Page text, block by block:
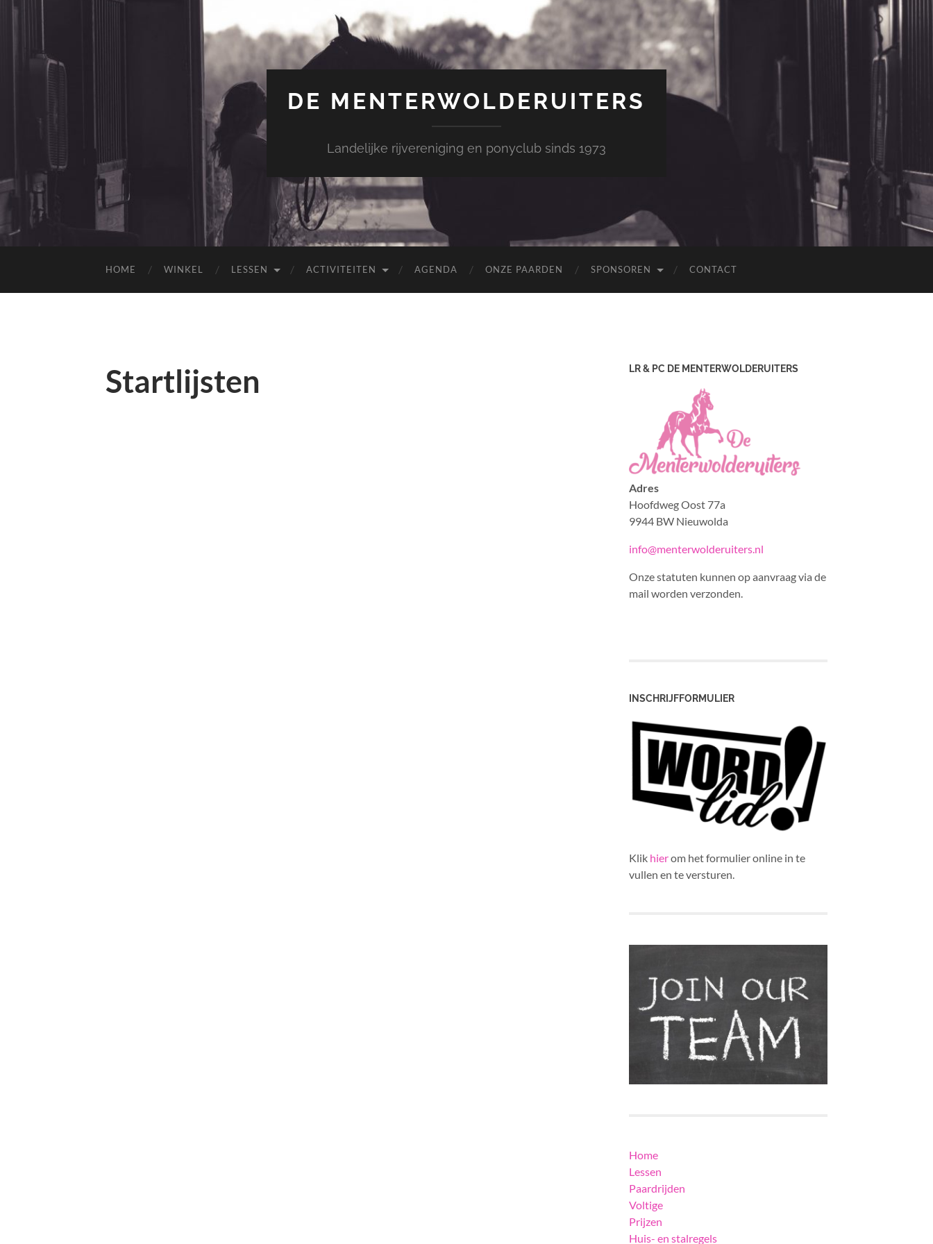
DE MENTERWOLDERUITERS
Landelijke rijvereniging en ponyclub sinds 1973
HOME WINKEL LESSEN ACTIVITEITEN AGENDA ONZE PAARDEN SPONSOREN CONTACT
Startlijsten LR & PC DE MENTERWOLDERUITERS
Adres
Hoofdweg Oost 77a
9944 BW Nieuwolda
info@menterwolderuiters.nl
Onze statuten kunnen op aanvraag via de
mail worden verzonden.
INSCHRIJFFORMULIER
Klik hierom het formulier online in te
vullen en te versturen.
Home
Lessen
Paardrijden
Voltige
Prijzen
Huis- en stalregels